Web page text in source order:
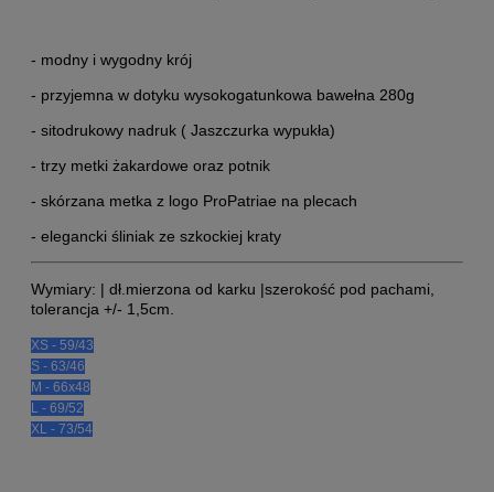
- modny i wygodny krój
- przyjemna w dotyku wysokogatunkowa bawełna 280g
- sitodrukowy nadruk ( Jaszczurka wypukła)
- trzy metki żakardowe oraz potnik
- skórzana metka z logo ProPatriae na plecach
- elegancki śliniak ze szkockiej kraty
Wymiary: | dł.mierzona od karku |szerokość pod pachami,
tolerancja +/- 1,5cm.
XS - 59/43
S - 63/46
M - 66x48
L - 69/52
XL - 73/54